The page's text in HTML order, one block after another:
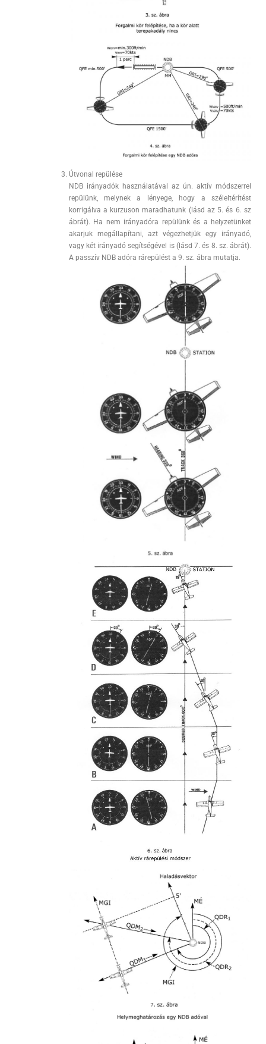
Útvonal repülése
NDB irányadók használatával az ún. aktív módszerrel
repülünk, melynek a lényege, hogy a széleltérítést
korrigálva a kurzuson maradhatunk (lásd az 5. és 6. sz
ábrát). Ha nem irányadóra repülünk és a helyzetünket
akarjuk megállapítani, azt végezhetjük egy irányadó,
vagy két irányadó segítségével is (lásd 7. és 8. sz. ábrát).
A passzív NDB adóra rárepülést a 9. sz. ábra mutatja.